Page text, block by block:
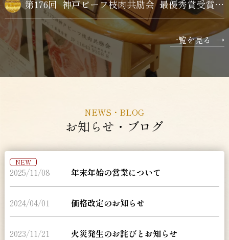
第176回 神戸ビーフ枝肉共励会 最優秀賞受賞牛購買
一覧を見る →
NEWS・BLOG
お知らせ・ブログ
2025/11/08
NEW
年末年始の営業について
2024/04/01 価格改定のお知らせ
2023/11/21 火災発生のお詫びとお知らせ